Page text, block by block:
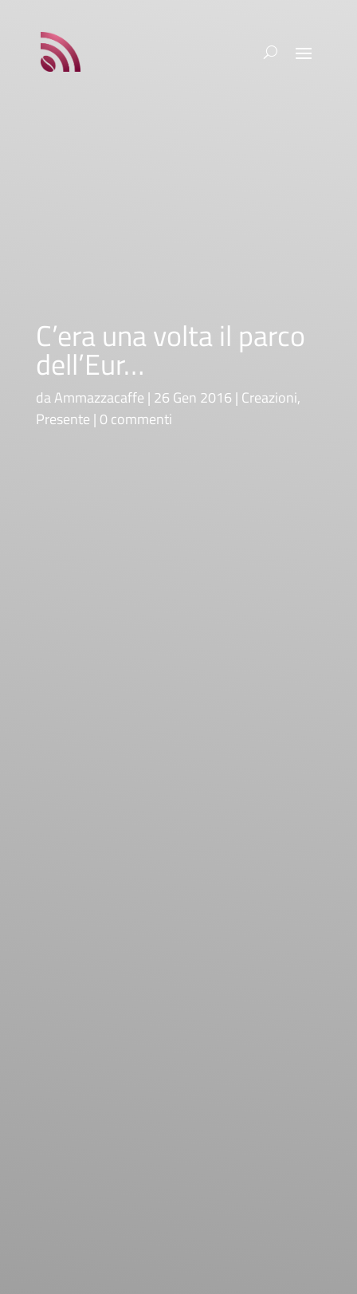
C’era una volta il parco
dell’Eur…
daAmmazzacaffe 26 Gen 2016 Creazioni,
Presente 0 commenti